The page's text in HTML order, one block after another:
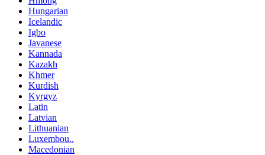
Hungarian
Icelandic
Igbo
Javanese
Kannada
Kazakh
Khmer
Kurdish
Kyrgyz
Latin
Latvian
Lithuanian
Luxembou..
Macedonian